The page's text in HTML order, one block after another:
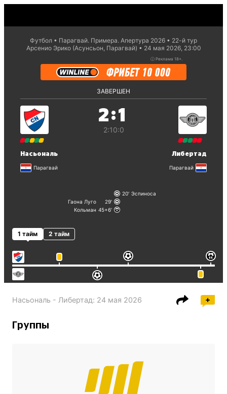
Футбол Парагвай. Примера. Апертура 2026
22-й тур
Арсенио Эрико (Асунсьон, Парагвай)
24 мая 2026, 23:00
ⓘ Реклама 18+.
ЗАВЕРШЕН
Насьональ
Парагвай
2:1
2:10:0
Либертад
Парагвай
20 Эспиноса
Гаона Луго
29
Кольман 45+6
1 тайм 2 тайм
Насьональ - Либертад: 24 мая 2026
Группы